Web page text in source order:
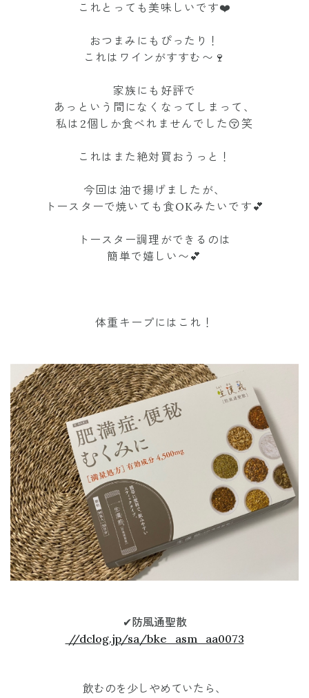
これとっても美味しいです❤️
おつまみにもぴったり！
これはワインがすすむ〜🍷
家族にも好評で
あっという間になくなってしまって、
私は2個しか食べれませんでした😚笑
これはまた絶対買おうっと！
今回は油で揚げましたが、
トースターで焼いても食OKみたいです💕
トースター調理ができるのは
簡単で嬉しい〜💕
体重キープにはこれ！
✔︎防風通聖散
//dclog.jp/sa/bke_asm_aa0073
飲むのを少しやめていたら、